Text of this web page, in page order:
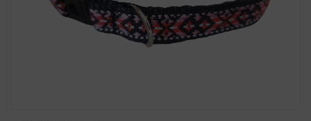
Abrir
conteúdo
multimédia
1
na